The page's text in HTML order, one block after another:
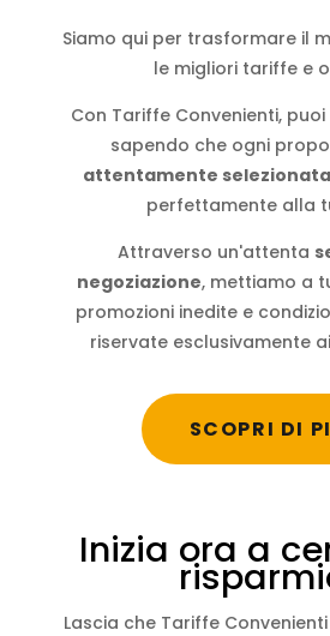
Siamo qui per trasformare il
le migliori tariffe e
Con Tariffe Convenienti,
sapendo che ogni
attentamente selezionata
perfettamente alla
Attraverso un'attenta
negoziazione, mettiamo a
promozioni inedite e
riservate esclusivamente
SCOPRI DI
Inizia ora a
Lascia che Tariffe